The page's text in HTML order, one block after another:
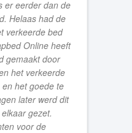
Opklapbed
er eerder dan de
Helaas had de
verkeerde bed
Online heeft
gemaakt door
het verkeerde
het goede te
later werd dit
gezet.